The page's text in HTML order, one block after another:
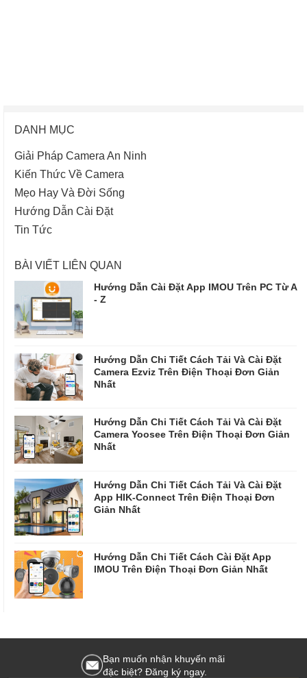
DANH MỤC
Giải Pháp Camera An Ninh
Kiến Thức Về Camera
Mẹo Hay Và Đời Sống
Hướng Dẫn Cài Đặt
Tin Tức
BÀI VIẾT LIÊN QUAN
Hướng Dẫn Cài Đặt App IMOU Trên PC Từ A
- Z
Hướng Dẫn Chi Tiết Cách Tải Và Cài Đặt
Camera Ezviz Trên Điện Thoại Đơn Giản
Nhất
Hướng Dẫn Chi Tiết Cách Tải Và Cài Đặt
Camera Yoosee Trên Điện Thoại Đơn Giản
Nhất
Hướng Dẫn Chi Tiết Cách Tải Và Cài Đặt
App HIK-Connect Trên Điện Thoại Đơn
Giản Nhất
Hướng Dẫn Chi Tiết Cách Cài Đặt App
IMOU Trên Điện Thoại Đơn Giản Nhất
Bạn muốn nhận khuyến mãi
đặc biệt? Đăng ký ngay.